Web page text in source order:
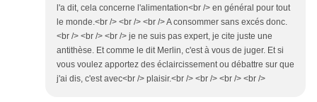
l'a dit, cela concerne l'alimentation<br /> en général pour tout
le monde.<br /> <br /> <br /> A consommer sans excés donc.
<br /> <br /> <br /> je ne suis pas expert, je cite juste une
antithèse. Et comme le dit Merlin, c'est à vous de juger. Et si
vous voulez apportez des éclaircissement ou débattre sur que
j'ai dis, c'est avec<br /> plaisir.<br /> <br /> <br /> <br />